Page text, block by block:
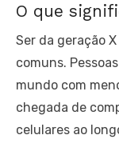
O que
Ser da geração
comuns.
mundo com
chegada de
celulares ao